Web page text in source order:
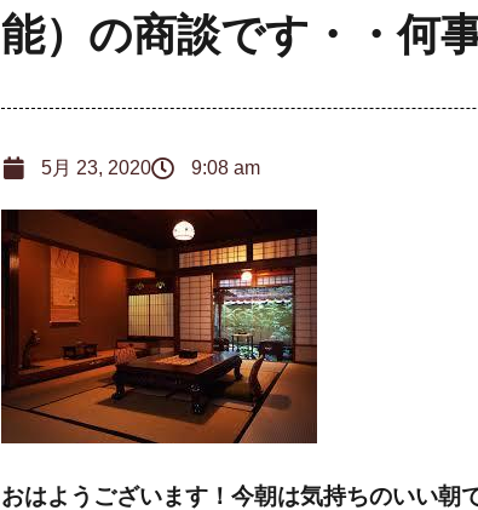
能）の商談です・・何
5月 23, 2020 9:08 am
おはようございます！今朝は気持ちのいい朝